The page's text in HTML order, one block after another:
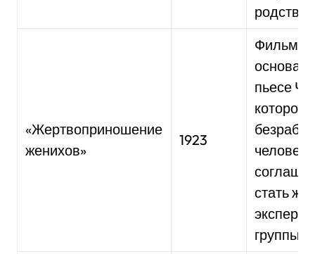
«Жертвоприношение
женихов»
1923
Фильм,
пьесе
которой
стать
группы